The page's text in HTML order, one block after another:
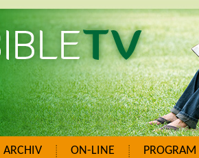
ARCHIV ON-LINE PROGRAM